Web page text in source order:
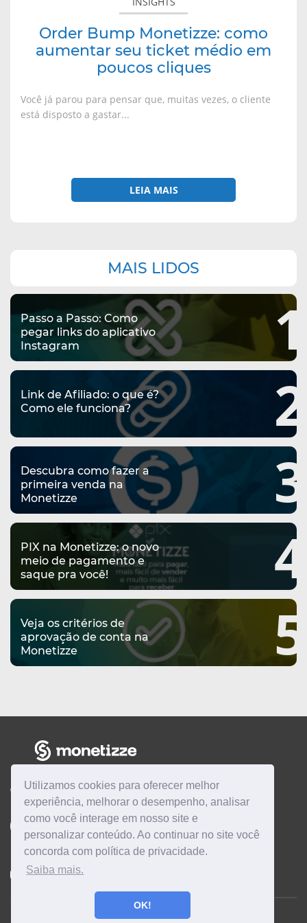
Utilizamos cookies para oferecer melhor
experiência, melhorar o desempenho, analisar
como você interage em nosso site e
personalizar conteúdo. Ao continuar no site você
concorda com política de privacidade.
Saiba mais.
OK!
Order Bump Monetizze: como
aumentar seu ticket médio em
poucos cliques
Você já parou para pensar que, muitas vezes, o cliente
está disposto a gastar...
LEIA MAIS
cliques
Navegação
complementar
MAIS LIDOS
1
Passo a Passo: Como
pegar links do aplicativo
Instagram
2
Link de Afiliado: o que é?
Como ele funciona?
3
Descubra como fazer a
primeira venda na
Monetizze
4
PIX na Monetizze: o novo
meio de pagamento e
saque pra você!
5
Veja os critérios de
aprovação de conta na
Monetizze
CENTRAL DE AJUDA
Quero serAFILIADO Quero ser PRODUTOR
Instagram
TwitterLinkedin
Monetizze © 2026 | Todos os direitos reservados